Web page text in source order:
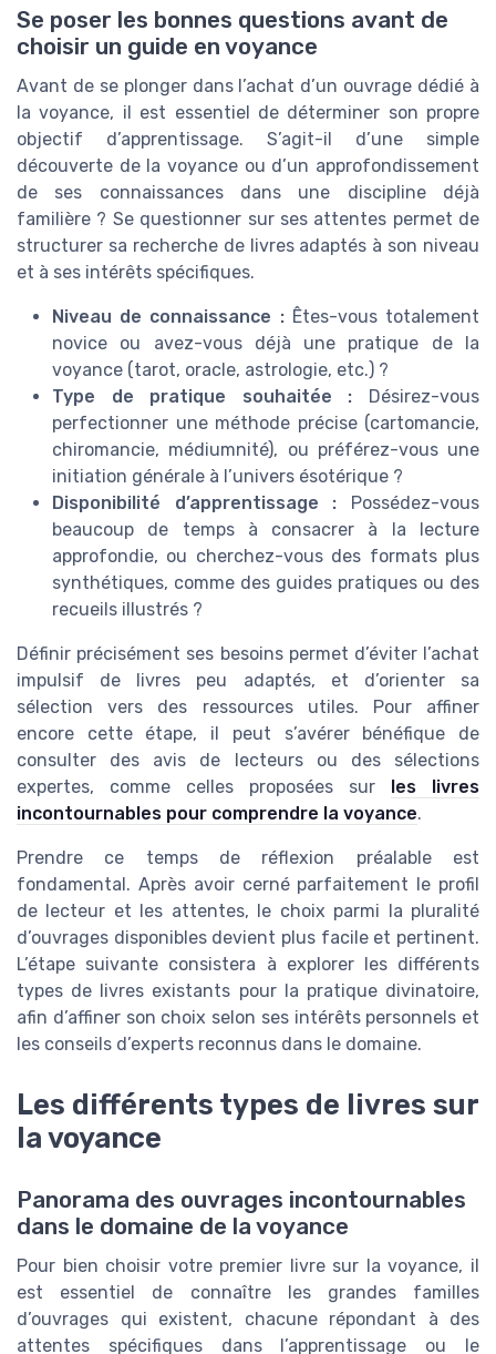
Se poser les bonnes questions avant de
choisir un guide en voyance
Avant de se plonger dans l’achat d’un ouvrage dédié à
la voyance, il est essentiel de déterminer son propre
objectif d’apprentissage. S’agit-il d’une simple
découverte de la voyance ou d’un approfondissement
de ses connaissances dans une discipline déjà
familière ? Se questionner sur ses attentes permet de
structurer sa recherche de livres adaptés à son niveau
et à ses intérêts spécifiques.
Niveau de connaissance :Êtes-vous totalement
novice ou avez-vous déjà une pratique de la
voyance (tarot, oracle, astrologie, etc.) ?
Type de pratique souhaitée : Désirez-vous
perfectionner une méthode précise (cartomancie,
chiromancie, médiumnité), ou préférez-vous une
initiation générale à l’univers ésotérique ?
Disponibilité d’apprentissage : Possédez-vous
beaucoup de temps à consacrer à la lecture
approfondie, ou cherchez-vous des formats plus
synthétiques, comme des guides pratiques ou des
recueils illustrés ?
Définir précisément ses besoins permet d’éviter l’achat
impulsif de livres peu adaptés, et d’orienter sa
sélection vers des ressources utiles. Pour affiner
encore cette étape, il peut s’avérer bénéfique de
consulter des avis de lecteurs ou des sélections
expertes, comme celles proposées sur
les livres
incontournables pour comprendre la voyance.
Prendre ce temps de réflexion préalable est
fondamental. Après avoir cerné parfaitement le profil
de lecteur et les attentes, le choix parmi la pluralité
d’ouvrages disponibles devient plus facile et pertinent.
L’étape suivante consistera à explorer les différents
types de livres existants pour la pratique divinatoire,
afin d’affiner son choix selon ses intérêts personnels et
les conseils d’experts reconnus dans le domaine.
Les différents types de livres sur
la voyance
Panorama des ouvrages incontournables
dans le domaine de la voyance
Pour bien choisir votre premier livre sur la voyance, il
est essentiel de connaître les grandes familles
d’ouvrages qui existent, chacune répondant à des
attentes spécifiques dans l’apprentissage ou le